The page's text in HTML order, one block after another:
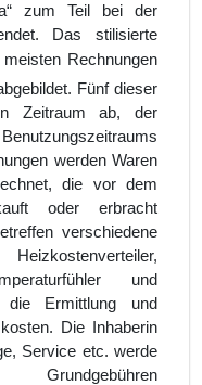
zum Teil bei der
Das stilisierte
Rechnungen
Fünf dieser
Zeitraum ab, der
werden Waren
die vor dem
oder erbracht
verschiedene
und
die Ermittlung und
Die Inhaberin
Service etc. werde